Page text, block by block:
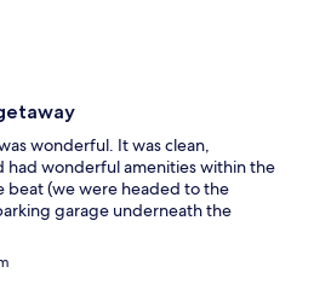
wonderful. It was clean,
had wonderful amenities within the
beat (we were headed to the
garage underneath the